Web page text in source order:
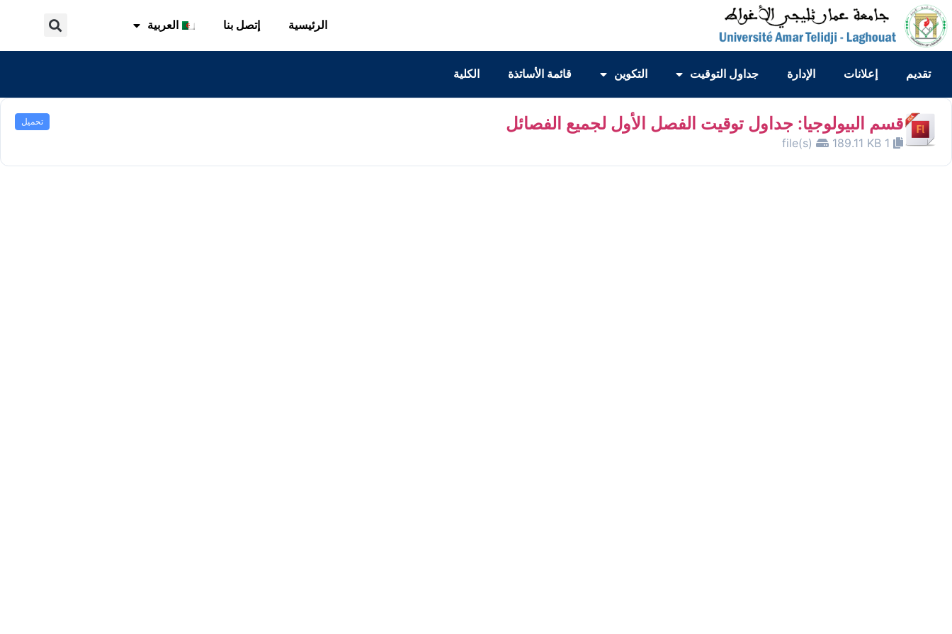
الرئيسية إتصل بنا العربية
تقديم إعلانات الإدارة جداول التوقيت التكوين قائمة الأساتذة الكلية
قسم البيولوجيا: جداول توقيت الفصل الأول لجميع الفصائل
189.11 KB
تحميل